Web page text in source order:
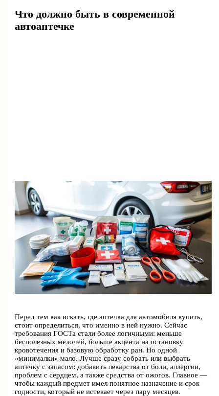
Что должно быть в современной
автоаптечке
Перед тем как искать, где аптечка для автомобиля купить,
стоит определиться, что именно в ней нужно. Сейчас
требования ГОСТа стали более логичными: меньше
бесполезных мелочей, больше акцента на остановку
кровотечения и базовую обработку ран. Но одной
«минималки» мало. Лучше сразу собрать или выбрать
аптечку с запасом: добавить лекарства от боли, аллергии,
проблем с сердцем, а также средства от ожогов. Главное —
чтобы каждый предмет имел понятное назначение и срок
годности, который не истекает через пару месяцев.